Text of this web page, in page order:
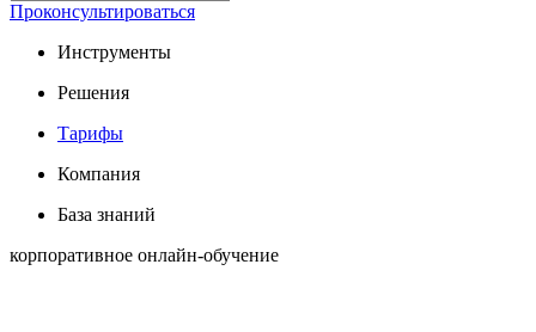
Проконсультироваться
Инструменты
Решения
Тарифы
Компания
База знаний
корпоративное онлайн-обучение